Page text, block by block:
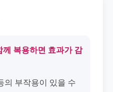
께 복용하면 효과가 감
의 부작용이 있을 수